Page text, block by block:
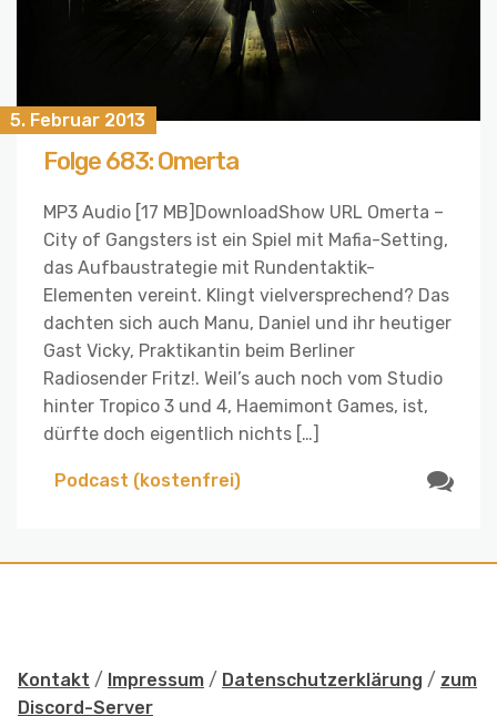
5. Februar 2013
Folge 683: Omerta
MP3 Audio [17 MB]DownloadShow URL Omerta –
City of Gangsters ist ein Spiel mit Mafia-Setting,
das Aufbaustrategie mit Rundentaktik-
Elementen vereint. Klingt vielversprechend? Das
dachten sich auch Manu, Daniel und ihr heutiger
Gast Vicky, Praktikantin beim Berliner
Radiosender Fritz!. Weil’s auch noch vom Studio
hinter Tropico 3 und 4, Haemimont Games, ist,
dürfte doch eigentlich nichts […]
Podcast (kostenfrei)
Kontakt / Impressum / Datenschutzerklärung / zum
Discord-Server